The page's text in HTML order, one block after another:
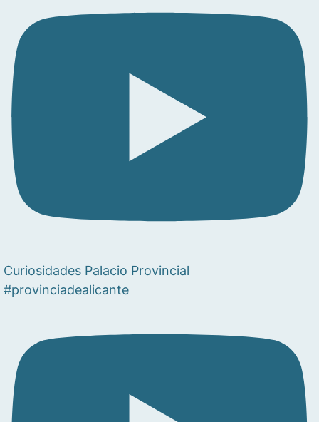
Curiosidades Palacio Provincial
#provinciadealicante